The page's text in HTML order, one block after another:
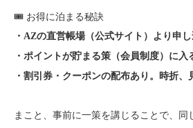
🎟 お得に泊まる秘訣
・AZの直営帳場（公式サイト）より申
・ポイントが貯まる策（会員制度）に入
・割引券・クーポンの配布あり。時折、
まこと、事前に一策を講じることで、同